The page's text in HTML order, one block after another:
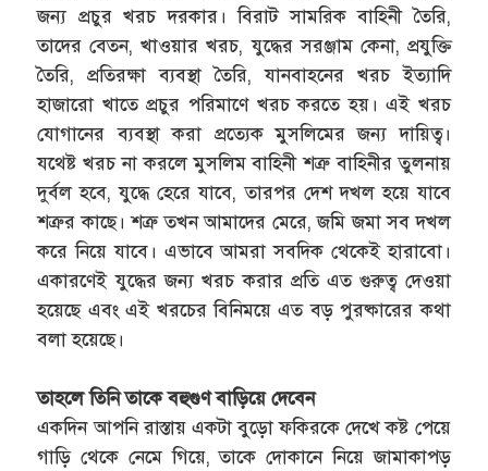
জন্য প্রচুর খরচ দরকার। বিরাট সামরিক বাহিনী তৈরি,
তাদের বেতন, খাওয়ার খরচ, যুদ্ধের সরঞ্জাম কেনা, প্রযুক্তি
তৈরি, প্রতিরক্ষা ব্যবস্থা তৈরি, যানবাহনের খরচ ইত্যাদি
হাজারো খাতে প্রচুর পরিমাণে খরচ করতে হয়। এই খরচ
যোগানের ব্যবস্থা করা প্রত্যেক মুসলিমের জন্য দায়িত্ব।
যথেষ্ট খরচ না করলে মুসলিম বাহিনী শত্রু বাহিনীর তুলনায়
দুর্বল হবে, যুদ্ধে হেরে যাবে, তারপর দেশ দখল হয়ে যাবে
শত্রুর কাছে। শত্রু তখন আমাদের মেরে, জমি জমা সব দখল
করে নিয়ে যাবে। এভাবে আমরা সবদিক থেকেই হারাবো।
একারণেই যুদ্ধের জন্য খরচ করার প্রতি এত গুরুত্ব দেওয়া
হয়েছে এবং এই খরচের বিনিময়ে এত বড় পুরষ্কারের কথা
বলা হয়েছে।
তাহলে তিনি তাকে বহুগুণ বাড়িয়ে দেবেন
একদিন আপনি রাস্তায় একটা বুড়ো ফকিরকে দেখে কষ্ট পেয়ে
গাড়ি থেকে নেমে গিয়ে, তাকে দোকানে নিয়ে জামাকাপড়